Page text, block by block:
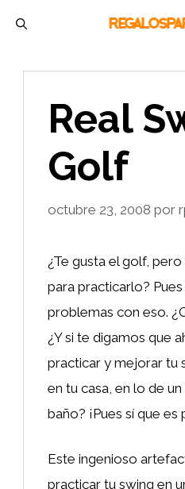
Real
Golf
octubre 23, 2008 por
¿Te gusta el golf,
para practicarlo?
problemas con eso.
¿Y si te digamos que
practicar y mejorar tu
en tu casa, en lo de
baño? ¡Pues sí que es
Este ingenioso
practicar tu swing en